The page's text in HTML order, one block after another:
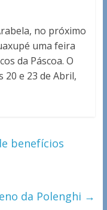
no próximo
uma feira
da Páscoa. O
e 23 de Abril,
benefícios
da Polenghi →